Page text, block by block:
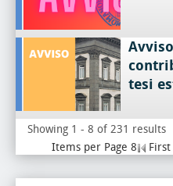
tesi
Showing 1 - 8 of 231 results
Items per Page 8
First